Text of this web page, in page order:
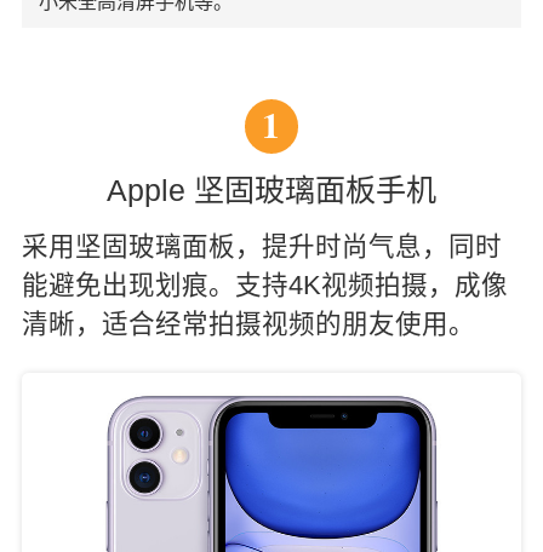
1
Apple 坚固玻璃面板手机
采用坚固玻璃面板，提升时尚气息，同时
能避免出现划痕。支持4K视频拍摄，成像
清晰，适合经常拍摄视频的朋友使用。